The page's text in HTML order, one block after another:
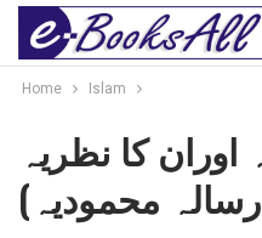
Home Islam
اوران کا نظریہ
محمودیہ)